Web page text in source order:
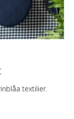
textilier.